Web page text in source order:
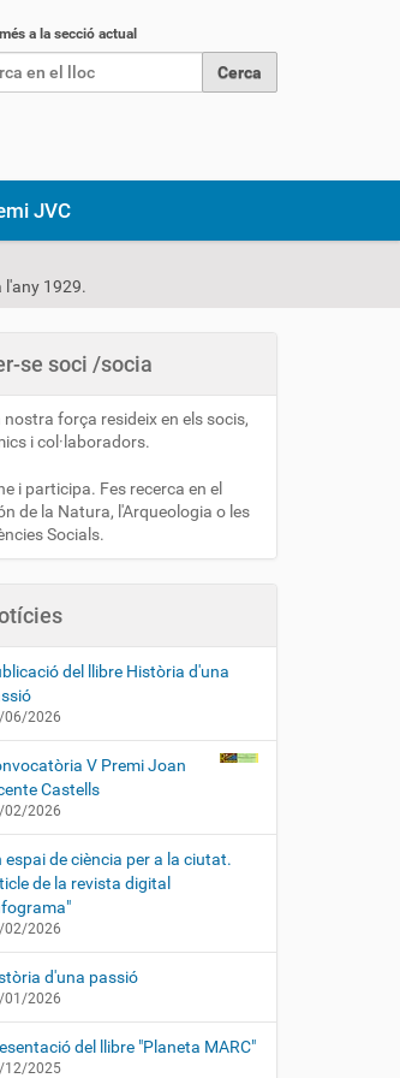
a la secció actual
JVC
l'any 1929.
se soci /socia
nostra força resideix en els socis,
i col·laboradors.
i participa. Fes recerca en el
de la Natura, l'Arqueologia o les
Socials.
del llibre Història d'una
06/2026
V Premi Joan
Castells
02/2026
espai de ciència per a la ciutat.
de la revista digital
02/2026
d'una passió
01/2026
del llibre "Planeta MARC"
12/2025